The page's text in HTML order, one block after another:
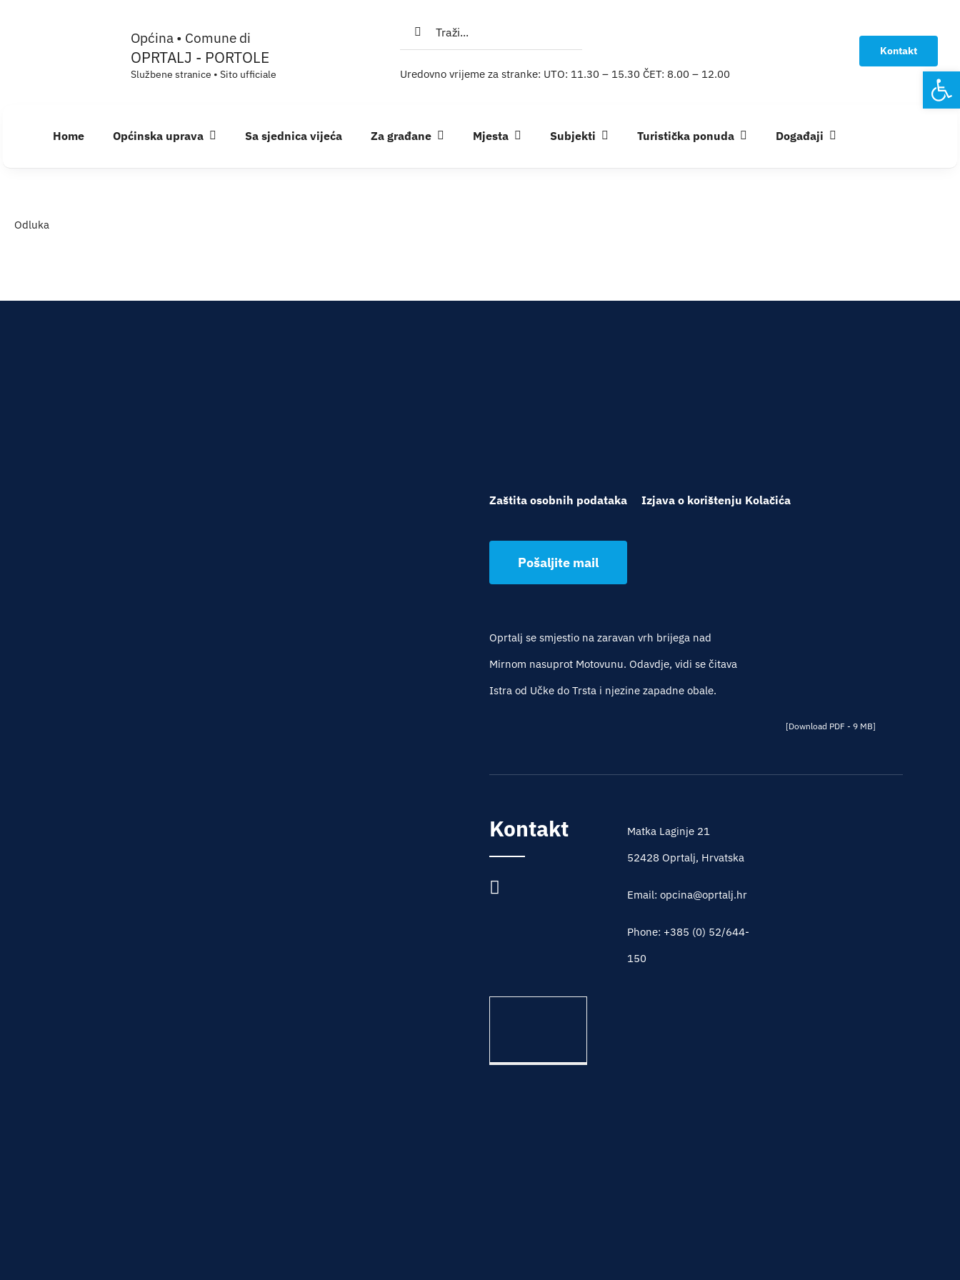
Općina • Comune di
OPRTALJ - PORTOLE
Službene stranice • Sito ufficiale
Traži...
Uredovno vrijeme za stranke: UTO: 11.30 – 15.30 ČET: 8.00 – 12.00
Kontakt
Home Općinska uprava Sa sjednica vijeća Za građane Mjesta Subjekti Turistička ponuda Događaji
Odluka
Zaštita osobnih podataka Izjava o korištenju Kolačića
Pošaljite mail
Oprtalj se smjestio na zaravan vrh brijega nad
Mirnom nasuprot Motovunu. Odavdje, vidi se čitava
Istra od Učke do Trsta i njezine zapadne obale.
[Download PDF - 9 MB]
Kontakt
Matka Laginje 21
52428 Oprtalj, Hrvatska
Email: opcina@oprtalj.hr
Phone: +385 (0) 52/644-
150